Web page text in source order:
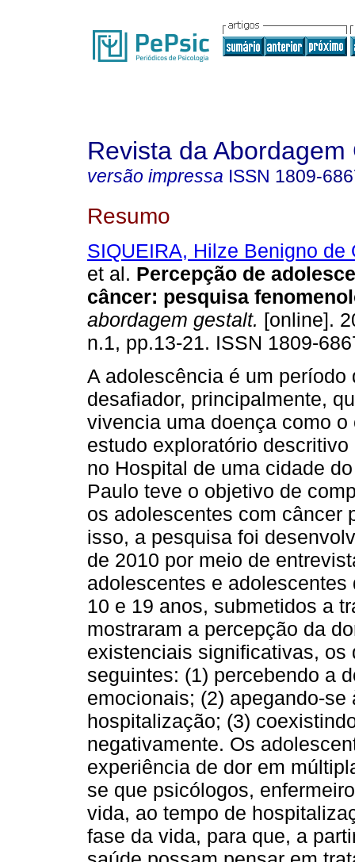
Revista da Abordagem
versão impressa ISSN 1809-
Resumo
SIQUEIRA, Hilze Benigno de
et al. Percepção de
câncer: pesquisa
abordagem gestalt. [online].
n.1, pp.13-21. ISSN 1809-
A adolescência é um período
desafiador, principalmente,
vivencia uma doença como o
estudo exploratório
no Hospital de uma cidade
Paulo teve o objetivo de
os adolescentes com câncer
isso, a pesquisa foi
de 2010 por meio de
adolescentes e
10 e 19 anos, submetidos a
mostraram a percepção da
existenciais significativas, os
seguintes: (1) percebendo a
emocionais; (2) apegando-
hospitalização; (3)
negativamente. Os
experiência de dor em
se que psicólogos,
vida, ao tempo de
fase da vida, para que, a